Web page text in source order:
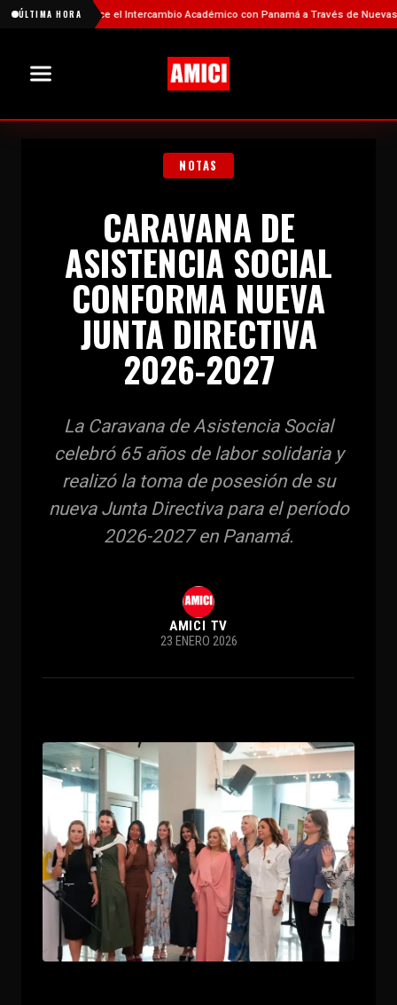
ÚLTIMA HORA
Fortalece el Intercambio Académico con Panamá a Través de Nuevas Becas
NOTAS
CARAVANA DE
ASISTENCIA SOCIAL
CONFORMA NUEVA
JUNTA DIRECTIVA
2026-2027
La Caravana de Asistencia Social
celebró 65 años de labor solidaria y
realizó la toma de posesión de su
nueva Junta Directiva para el período
2026-2027 en Panamá.
AMICI TV
23 ENERO 2026